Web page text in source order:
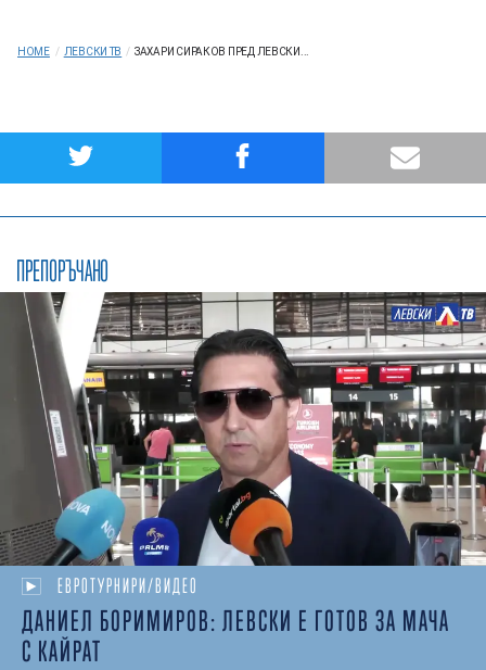
HOME / ЛЕВСКИ ТВ / ЗАХАРИ СИРАКОВ ПРЕД ЛЕВСКИ...
ПРЕПОРЪЧАНО
ЕВРОТУРНИРИ/ВИДЕО
ДАНИЕЛ БОРИМИРОВ: ЛЕВСКИ Е ГОТОВ ЗА МАЧА
С КАЙРАТ